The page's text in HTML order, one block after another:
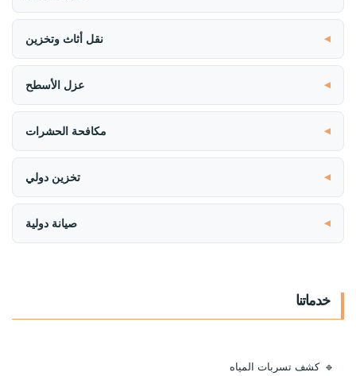
نقل أثاث وتخزين
عزل الأسطح
مكافحة الحشرات
تخزين دولي
صيانة دولية
خدماتنا
كشف تسربات المياه